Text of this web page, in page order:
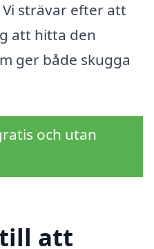
strävar efter att
att hitta den
ger både skugga
och utan
att